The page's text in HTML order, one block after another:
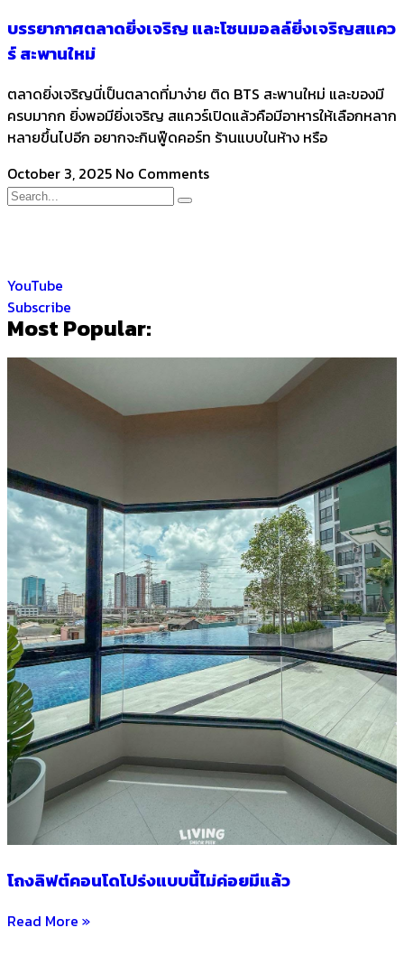
บรรยากาศตลาดยิ่งเจริญ และโซนมอลล์ยิ่งเจริญสแคว
ร์ สะพานใหม่
ตลาดยิ่งเจริญนี่เป็นตลาดที่มาง่าย ติด BTS สะพานใหม่ และของมี
ครบมากก ยิ่งพอมียิ่งเจริญ สแควร์เปิดแล้วคือมีอาหารให้เลือกหลาก
หลายขึ้นไปอีก อยากจะกินฟู๊ดคอร์ท ร้านแบบในห้าง หรือ
October 3, 2025 No Comments
YouTube
Subscribe
Most Popular:
โถงลิฟต์คอนโดโปร่งแบบนี้ไม่ค่อยมีแล้ว
Read More »